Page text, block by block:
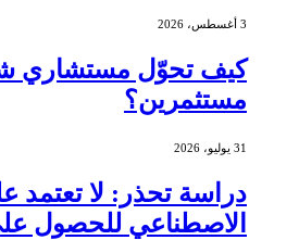
3 أغسطس، 2026
كيف تحوّل مستشاري
مستثمرين؟
31 يوليو، 2026
دراسة تحذر: لا تعتمد
الاصطناعي للحصول